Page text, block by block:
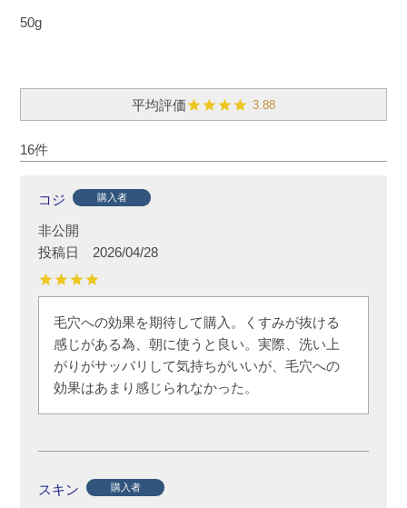
50g
3.88
16
コジ 購入者
非公開
投稿日
2026/04/28
毛穴への効果を期待して購入。くすみが抜ける
感じがある為、朝に使うと良い。実際、洗い上
がりがサッパリして気持ちがいいが、毛穴への
効果はあまり感じられなかった。
スキン 購入者